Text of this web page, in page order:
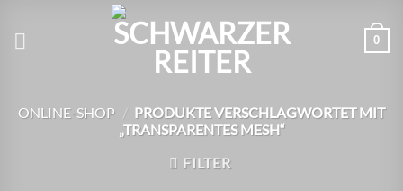
Inhalt
0
ONLINE-SHOP / PRODUKTE VERSCHLAGWORTET MIT
„TRANSPARENTES MESH“
FILTER